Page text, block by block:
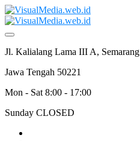
Jl. Kalialang Lama III A, Semarang
Jawa Tengah 50221
Mon - Sat 8:00 - 17:00
Sunday CLOSED